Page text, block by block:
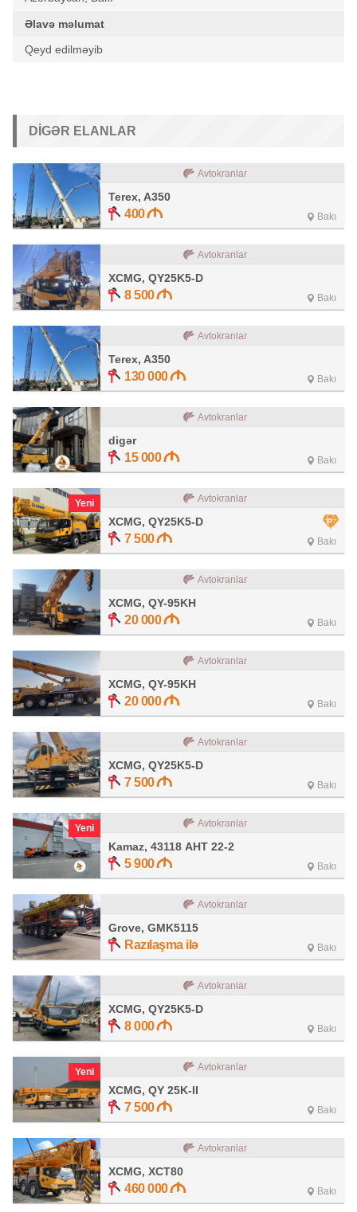
Əlavə məlumat
Qeyd edilməyib
DIGƏR ELANLAR
Avtokranlar
Terex, A350
400 Bakı
Avtokranlar
XCMG, QY25K5-D
8 500 Bakı
Avtokranlar
Terex, A350
130 000 Bakı
Avtokranlar
digər
15 000 Bakı
Yeni Avtokranlar
XCMG, QY25K5-D
7 500 Bakı
Avtokranlar
XCMG, QY-95KH
20 000 Bakı
Avtokranlar
XCMG, QY-95KH
20 000 Bakı
Avtokranlar
XCMG, QY25K5-D
7 500 Bakı
Yeni Avtokranlar
Kamaz, 43118 АНТ 22-2
5 900 Bakı
Avtokranlar
Grove, GMK5115
Razılaşma ilə Bakı
Avtokranlar
XCMG, QY25K5-D
8 000 Bakı
Yeni Avtokranlar
XCMG, QY 25K-II
7 500 Bakı
Avtokranlar
XCMG, XCT80
460 000 Bakı